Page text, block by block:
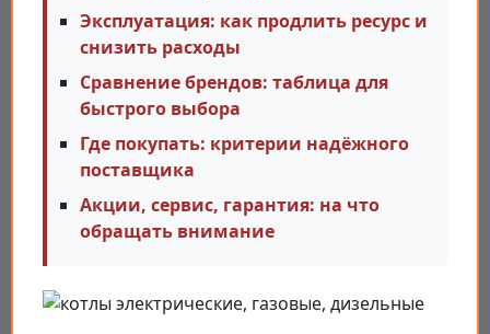
Эксплуатация: как продлить ресурс и
снизить расходы
Сравнение брендов: таблица для
быстрого выбора
Где покупать: критерии надёжного
поставщика
Акции, сервис, гарантия: на что
обращать внимание